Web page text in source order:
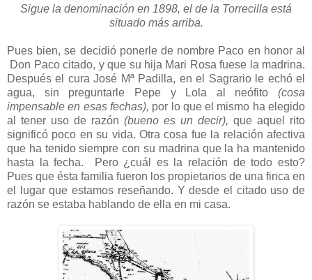
Sigue la denominación en 1898, el de la Torrecilla está
situado más arriba.
Pues bien, se decidió ponerle de nombre Paco en honor al
Don Paco citado, y que su hija Mari Rosa fuese la madrina.
Después el cura José Mª Padilla, en el Sagrario le echó el
agua, sin preguntarle Pepe y Lola al neófito (cosa
impensable en esas fechas), por lo que el mismo ha elegido
al tener uso de razón (bueno es un decir), que aquel rito
significó poco en su vida. Otra cosa fue la relación afectiva
que ha tenido siempre con su madrina que la ha mantenido
hasta la fecha. Pero ¿cuál es la relación de todo esto?
Pues que ésta familia fueron los propietarios de una finca en
el lugar que estamos reseñando. Y desde el citado uso de
razón se estaba hablando de ella en mi casa.